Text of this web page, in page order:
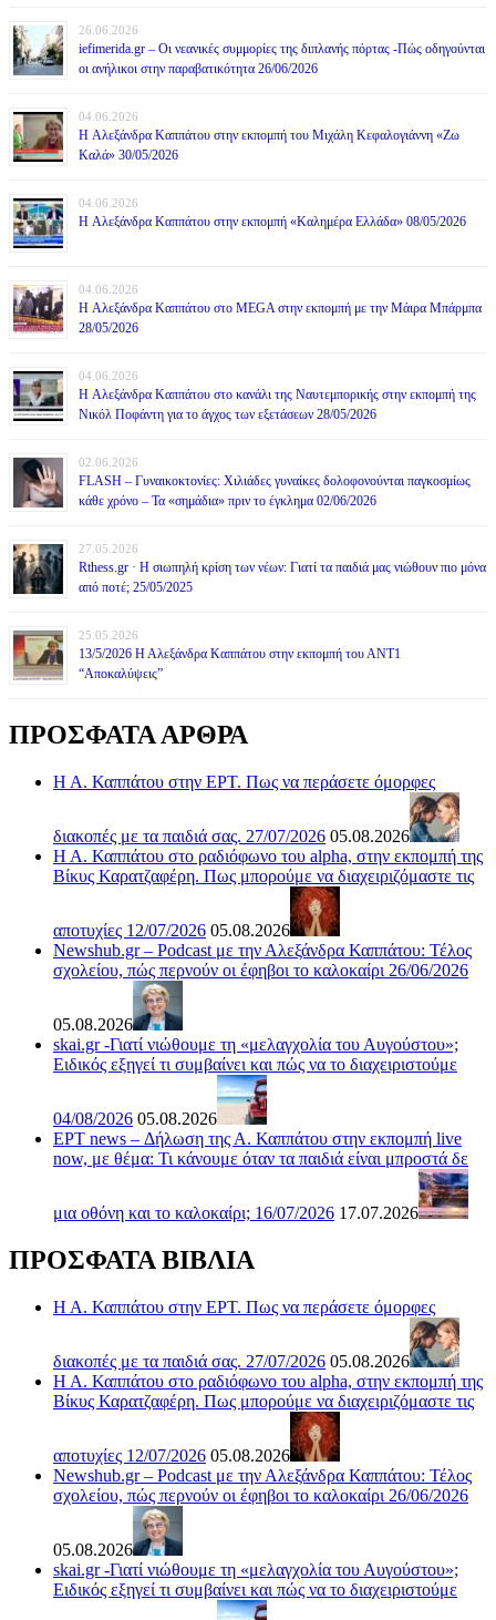
26.06.2026
iefimerida.gr – Οι νεανικές συμμορίες της διπλανής πόρτας -Πώς οδηγούνται
οι ανήλικοι στην παραβατικότητα 26/06/2026
04.06.2026
H Αλεξάνδρα Καππάτου στην εκπομπή του Μιχάλη Κεφαλογιάννη «Ζω
Καλά» 30/05/2026
04.06.2026
H Αλεξάνδρα Καππάτου στην εκπομπή «Καλημέρα Ελλάδα» 08/05/2026
04.06.2026
H Αλεξάνδρα Καππάτου στο MEGA στην εκπομπή με την Μάιρα Mπάρμπα
28/05/2026
04.06.2026
H Αλεξάνδρα Καππάτου στο κανάλι της Ναυτεμπορικής στην εκπομπή της
Νικόλ Ποφάντη για το άγχος των εξετάσεων 28/05/2026
02.06.2026
FLASH – Γυναικοκτονίες: Χιλιάδες γυναίκες δολοφονούνται παγκοσμίως
κάθε χρόνο – Τα «σημάδια» πριν το έγκλημα 02/06/2026
27.05.2026
Rthess.gr · Η σιωπηλή κρίση των νέων: Γιατί τα παιδιά μας νιώθουν πιο μόνα
από ποτέ; 25/05/2025
25.05.2026
13/5/2026 Η Αλεξάνδρα Καππάτου στην εκπομπή του ΑΝΤ1
“Αποκαλύψεις”
ΠΡΟΣΦΑΤΑ ΑΡΘΡΑ
Η Α. Καππάτου στην ΕΡΤ. Πως να περάσετε όμορφες
διακοπές με τα παιδιά σας. 27/07/2026 05.08.2026
Η Α. Καππάτου στο ραδιόφωνο του alpha, στην εκπομπή της
Βίκυς Καρατζαφέρη. Πως μπορούμε να διαχειριζόμαστε τις
αποτυχίες 12/07/2026 05.08.2026
Newshub.gr – Podcast με την Αλεξάνδρα Καππάτου: Τέλος
σχολείου, πώς περνούν οι έφηβοι το καλοκαίρι 26/06/2026
05.08.2026
skai.gr -Γιατί νιώθουμε τη «μελαγχολία του Αυγούστου»;
Ειδικός εξηγεί τι συμβαίνει και πώς να το διαχειριστούμε
04/08/2026 05.08.2026
ΕΡΤ news – Δήλωση της Α. Καππάτου στην εκπομπή live
now, με θέμα: Τι κάνουμε όταν τα παιδιά είναι μπροστά δε
μια οθόνη και το καλοκαίρι; 16/07/2026 17.07.2026
ΠΡΟΣΦΑΤΑ ΒΙΒΛΙΑ
Η Α. Καππάτου στην ΕΡΤ. Πως να περάσετε όμορφες
διακοπές με τα παιδιά σας. 27/07/2026 05.08.2026
Η Α. Καππάτου στο ραδιόφωνο του alpha, στην εκπομπή της
Βίκυς Καρατζαφέρη. Πως μπορούμε να διαχειριζόμαστε τις
αποτυχίες 12/07/2026 05.08.2026
Newshub.gr – Podcast με την Αλεξάνδρα Καππάτου: Τέλος
σχολείου, πώς περνούν οι έφηβοι το καλοκαίρι 26/06/2026
05.08.2026
skai.gr -Γιατί νιώθουμε τη «μελαγχολία του Αυγούστου»;
Ειδικός εξηγεί τι συμβαίνει και πώς να το διαχειριστούμε